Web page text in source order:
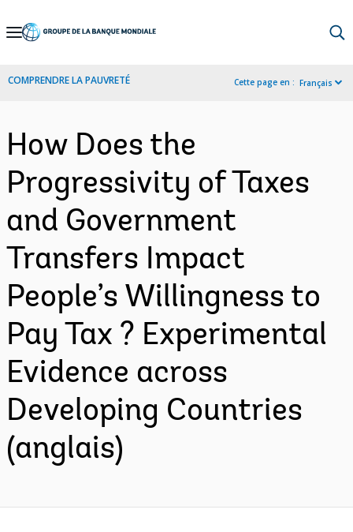
Skip
Navigation
COMPRENDRE LA PAUVRETÉ Cette page en : Français
How Does the
Progressivity of Taxes
and Government
Transfers Impact
People’s Willingness to
Pay Tax ? Experimental
Evidence across
Developing Countries
(anglais)